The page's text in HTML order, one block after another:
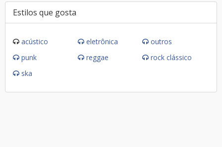
Estilos que gosta
acústico eletrônica
outros
punk
reggae
rock clássico
ska